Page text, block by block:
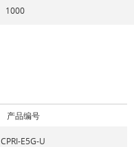
1000
产品编号
CPRI-E5G-U